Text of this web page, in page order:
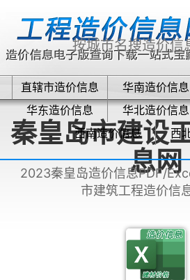
直辖市造价信息 华南造价信息
华东造价信息
华北造价信息
西南造价信息
西
秦皇岛市建设
息网
2023秦皇岛造价信息PDF/
市建筑工程造价信